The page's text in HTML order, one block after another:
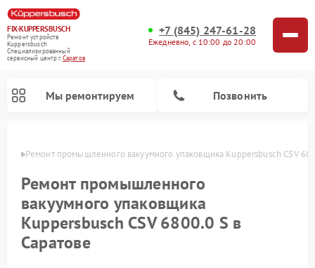
FIX-KUPPERSBUSCH
Ремонт устройств
Kuppersbusch
Специализированный
cервисный центр г.Саратов
+7 (845) 247-61-28
Ежедневно, с 10:00 до 20:00
Мы ремонтируем Позвонить
Ремонт промышленного вакуумного упаковщика Kuppersbusch CSV
Ремонт промышленного
вакуумного упаковщика
Kuppersbusch CSV 6800.0 S в
Саратове